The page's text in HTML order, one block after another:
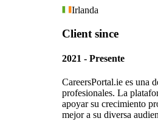
Irlanda
Client since
2021 - Presente
CareersPortal.ie es una
profesionales. La
apoyar su crecimiento
mejor a su diversa